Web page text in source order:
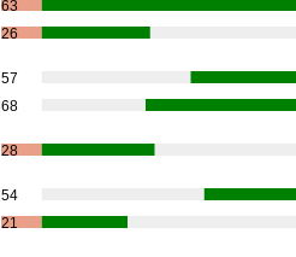
63
26
57
68
28
54
21